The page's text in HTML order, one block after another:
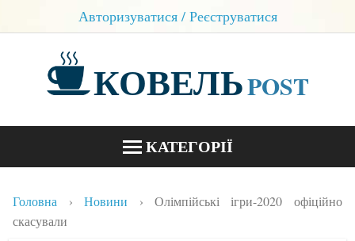
Авторизуватися / Реєструватися
КОВЕЛЬPOST
КАТЕГОРІЇ
Головна Новини
Олімпійські ігри-2020 офіційно
скасували